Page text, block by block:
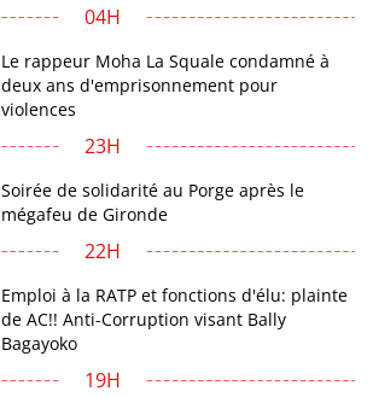
04H
Le rappeur Moha La Squale condamné à
deux ans d'emprisonnement pour
violences
23H
Soirée de solidarité au Porge après le
mégafeu de Gironde
22H
Emploi à la RATP et fonctions d'élu: plainte
de AC!! Anti-Corruption visant Bally
Bagayoko
19H